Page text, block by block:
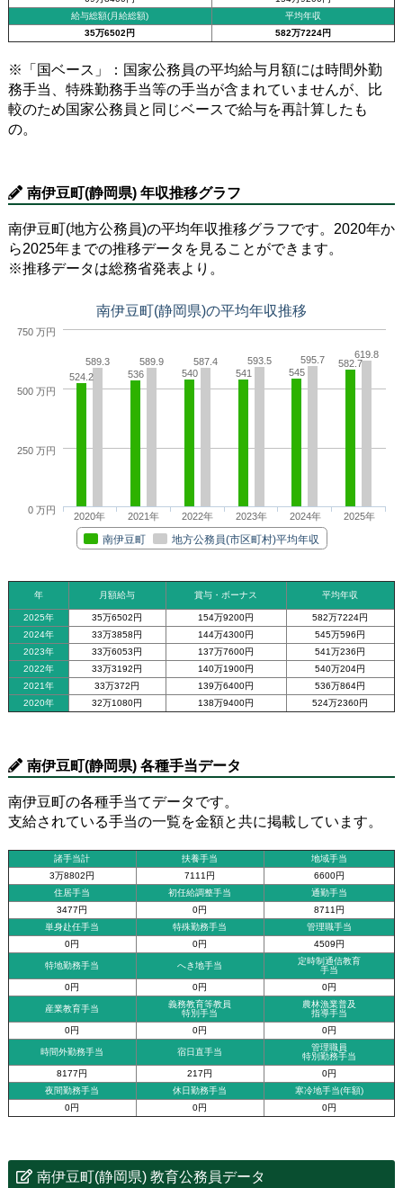
給与総額(月給総額)
平均年収
35万6502円
582万7224円
※「国ベース」：国家公務員の平均給与月額には時間外勤
務手当、特殊勤務手当等の手当が含まれていませんが、比
較のため国家公務員と同じベースで給与を再計算したも
の。
南伊豆町(静岡県) 年収推移グラフ
南伊豆町(地方公務員)の平均年収推移グラフです。2020年か
ら2025年までの推移データを見ることができます。
※推移データは総務省発表より。
南伊豆町(静岡県)の平均年収推移
524.2 536 540 541 545
582.7
589.3 589.9 587.4 593.5 595.7 619.8
南伊豆町 地方公務員(市区町村)平均年収
2020年 2021年 2022年 2023年 2024年 2025年
0 万円
250 万円
500 万円
750 万円
年 月額給与 賞与・ボーナス 平均年収
2025年 35万6502円 154万9200円
582万7224円
2024年
33万3858円 144万4300円
545万596円
2023年
33万6053円 137万7600円
541万236円
2022年
33万3192円 140万1900円
540万204円
2021年
33万372円 139万6400円
536万864円
2020年
32万1080円 138万9400円 524万2360円
南伊豆町(静岡県) 各種手当データ
南伊豆町の各種手当てデータです。
支給されている手当の一覧を金額と共に掲載しています。
諸手当計 扶養手当
地域手当
3万8802円
7111円
6600円
住居手当
初任給調整手当
通勤手当
3477円
0円
8711円
単身赴任手当
特殊勤務手当
管理職手当
0円
0円 4509円
特地勤務手当 へき地手当
定時制通信教育
手当
0円
0円 0円
産業教育手当
義務教育等教員
特別手当
農林漁業普及
指導手当
0円
0円 0円
時間外勤務手当 宿日直手当
管理職員
特別勤務手当
8177円
217円
0円
夜間勤務手当
休日勤務手当
寒冷地手当(年額)
0円
0円 0円
南伊豆町(静岡県) 教育公務員データ